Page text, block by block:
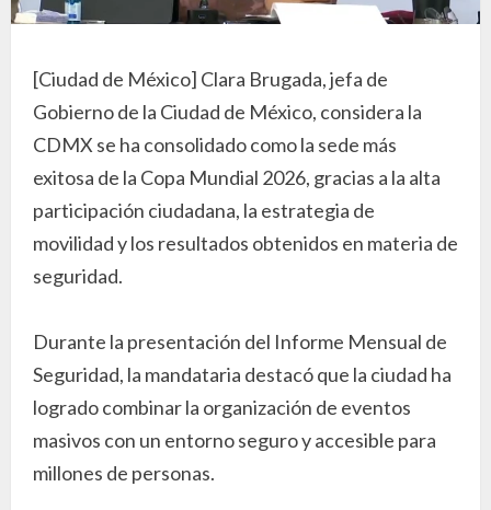
[Ciudad de México] Clara Brugada, jefa de
Gobierno de la Ciudad de México, considera la
CDMX se ha consolidado como la sede más
exitosa de la Copa Mundial 2026, gracias a la alta
participación ciudadana, la estrategia de
movilidad y los resultados obtenidos en materia de
seguridad.
Durante la presentación del Informe Mensual de
Seguridad, la mandataria destacó que la ciudad ha
logrado combinar la organización de eventos
masivos con un entorno seguro y accesible para
millones de personas.